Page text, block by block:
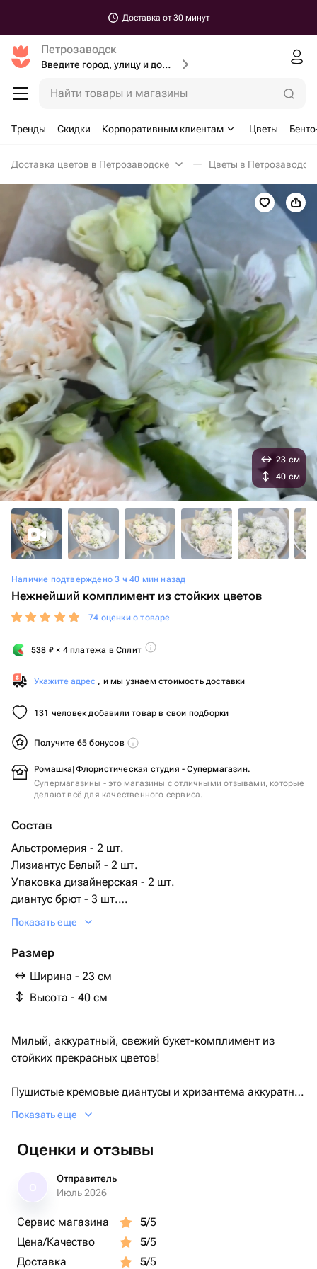
Доставка от 30 минут
Петрозаводск
Введите город, улицу и дом доставки
Найти товары и магазины
Тренды Скидки Корпоративным клиентам Цветы
Доставка цветов в Петрозаводске Цветы в Петрозаводске
Наличие подтверждено 3 ч 40 мин назад
Нежнейший комплимент из стойких цветов
74 оценки о товаре
538 ₽ × 4 платежа в Сплит
Укажите адрес , и мы узнаем стоимость доставки
131 человек добавили товар в свои подборки
Получите 65 бонусов
Ромашка|Флористическая студия - Супермагазин.
Супермагазины - это магазины с отличными отзывами, которые
делают всё для качественного сервиса.
Состав
Альстромерия - 2 шт.
Лизиантус Белый - 2 шт.
Упаковка дизайнерская - 2 шт.
диантус брют - 3 шт.
хризантема алтай кустовая - 1 шт.
Показать еще
Размер
Ширина - 23 см
Высота - 40 см
23 см
40 см
Милый, аккуратный, свежий букет-комплимент из
стойких прекрасных цветов!
Пушистые кремовые диантусы и хризантема аккуратно
поделили пространство с изящной эустомой и
зелени и цветов🥰
Прекрасный и стильный подарок для любимых и
дорогих!
Идеально впишешься в любой интерьер, праздник и на
любой повод!
Показать еще
Оценки и отзывы
Отправитель
Июль 2026
Сервис магазина 5/5
Цена/Качество
5/5
Доставка
5/5